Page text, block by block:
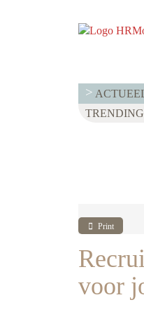
TRENDING
Print
voor